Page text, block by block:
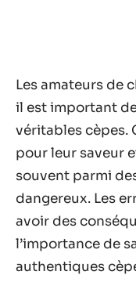
Les amateurs de
il est important
véritables cèpes.
pour leur saveur
souvent parmi
dangereux. Les
avoir des
l’importance de
authentiques